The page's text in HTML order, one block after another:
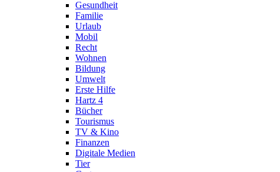
Gesundheit
Familie
Urlaub
Mobil
Recht
Wohnen
Bildung
Umwelt
Erste Hilfe
Hartz 4
Bücher
Tourismus
TV & Kino
Finanzen
Digitale Medien
Tier